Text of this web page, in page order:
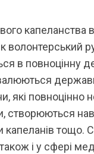
капеланства в
волонтерський
в повноцінну
які повноцінно
створюються
капеланів тощо.
і у сфері